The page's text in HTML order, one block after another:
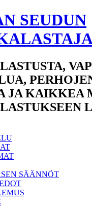
SEUDUN
JA KAIKKEA
SÄÄNNÖT